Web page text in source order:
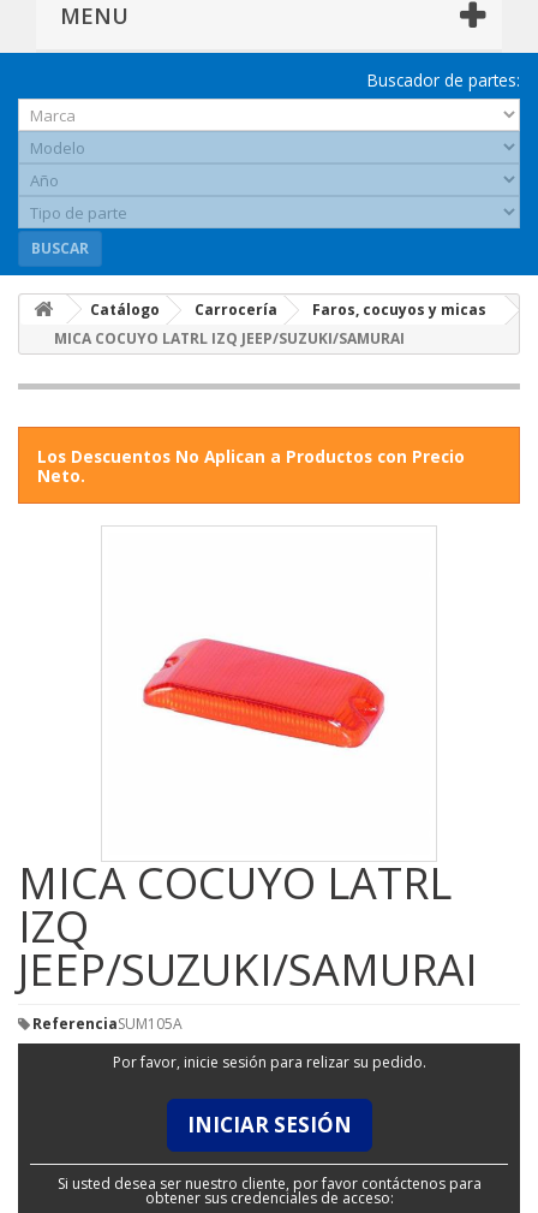
MENU
Buscador de partes:
BUSCAR
Catálogo Carrocería
Faros, cocuyos y micas
MICA COCUYO LATRL IZQ JEEP/SUZUKI/SAMURAI
Los Descuentos No Aplican a Productos con Precio
Neto.
MICA COCUYO LATRL
IZQ
JEEP/SUZUKI/SAMURAI
ReferenciaSUM105A
Por favor, inicie sesión para relizar su pedido.
INICIAR SESIÓN
Si usted desea ser nuestro cliente, por favor contáctenos para
obtener sus credenciales de acceso: